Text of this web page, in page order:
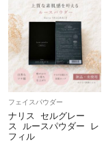
フェイスパウダー
ナリス セルグレー
ス ルースパウダー レ
フィル